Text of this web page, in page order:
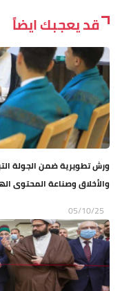
قد يعجبك ايضاً
ورش تطويرية ضمن الجولة
والأخلاق وصناعة المحتوى
05/10/25